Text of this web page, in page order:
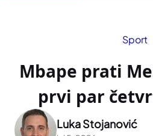
Sport
Mbape prati
prvi par
Luka Stojanović